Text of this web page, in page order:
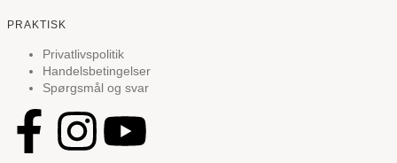
PRAKTISK
Privatlivspolitik
Handelsbetingelser
Spørgsmål og svar